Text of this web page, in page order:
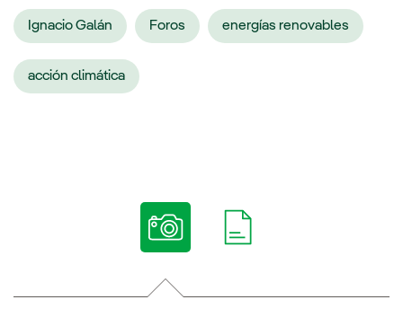
Ignacio Galán Foros energías renovables
acción climática